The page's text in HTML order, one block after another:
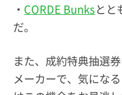
・ CORDE Bunksとと
だ。
また、成約特典抽選
メーカーで、気にな